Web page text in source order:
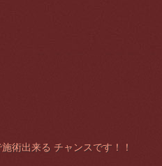
施術出来る チャンスです！！